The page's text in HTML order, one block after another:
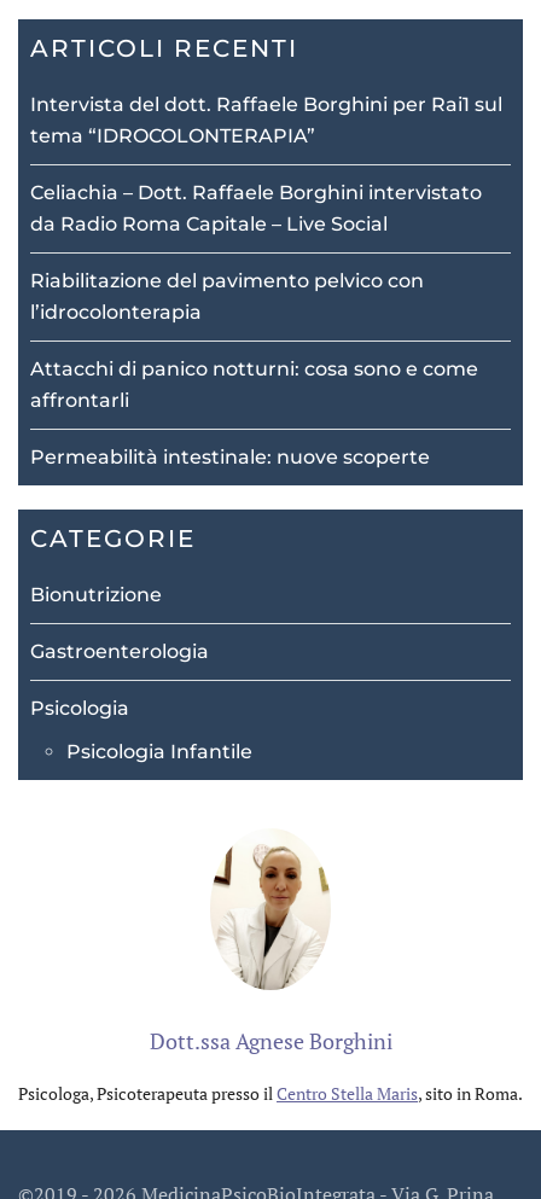
ARTICOLI RECENTI
Intervista del dott. Raffaele Borghini per Rai1 sul
tema “IDROCOLONTERAPIA”
Celiachia – Dott. Raffaele Borghini intervistato
da Radio Roma Capitale – Live Social
Riabilitazione del pavimento pelvico con
l’idrocolonterapia
Attacchi di panico notturni: cosa sono e come
affrontarli
Permeabilità intestinale: nuove scoperte
CATEGORIE
Bionutrizione
Gastroenterologia
Psicologia
Psicologia Infantile
Dott.ssa Agnese Borghini
Psicologa, Psicoterapeuta presso il Centro Stella Maris, sito in Roma.